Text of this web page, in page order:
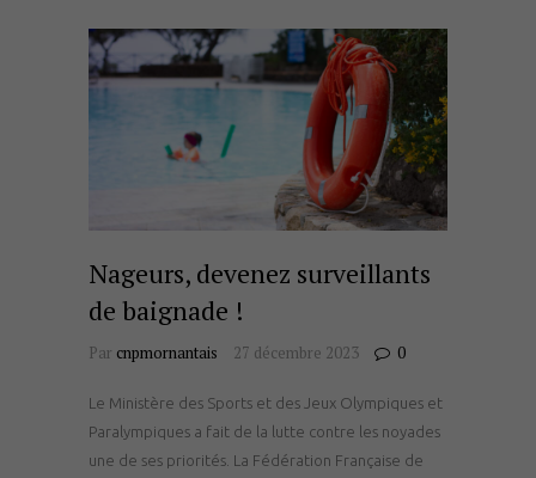
Nageurs, devenez surveillants
de baignade !
Par cnpmornantais 27 décembre 2023 0
Le Ministère des Sports et des Jeux Olympiques et
Paralympiques a fait de la lutte contre les noyades
une de ses priorités. La Fédération Française de